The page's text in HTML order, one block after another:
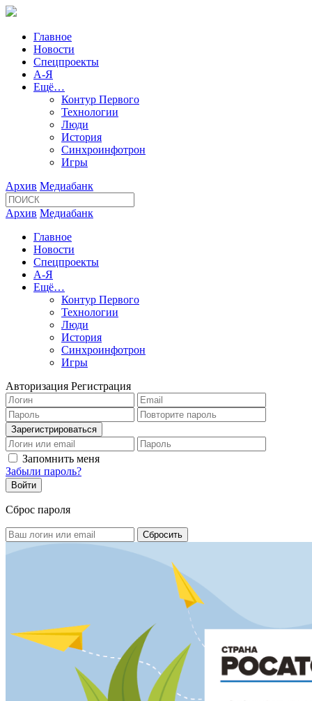
Главное
Новости
Спецпроекты
А-Я
Ещё…
Контур Первого
Технологии
Люди
История
Синхроинфотрон
Игры
Архив Медиабанк
Архив Медиабанк
Главное
Новости
Спецпроекты
А-Я
Ещё…
Контур Первого
Технологии
Люди
История
Синхроинфотрон
Игры
Авторизация Регистрация
Запомнить меня
Забыли пароль?
Сброс пароля